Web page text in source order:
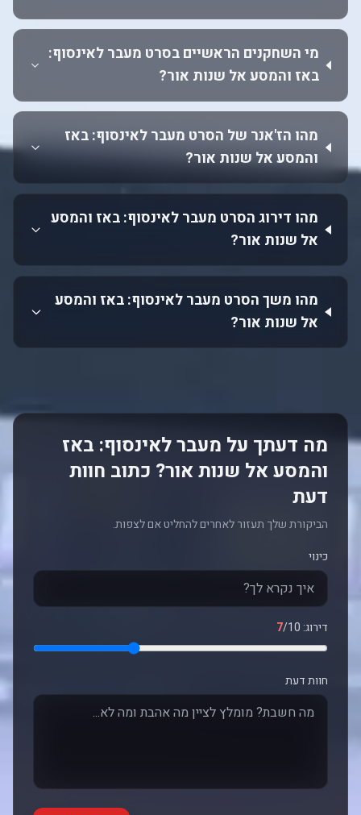
מי השחקנים הראשיים בסרט מעבר לאינסוף:
באז והמסע אל שנות אור?
מהו הז'אנר של הסרט מעבר לאינסוף: באז
והמסע אל שנות אור?
מהו דירוג הסרט מעבר לאינסוף: באז והמסע
אל שנות אור?
מהו משך הסרט מעבר לאינסוף: באז והמסע
אל שנות אור?
מה דעתך על מעבר לאינסוף: באז
והמסע אל שנות אור? כתוב חוות
דעת
הביקורת שלך תעזור לאחרים להחליט אם לצפות.
כינוי
דירוג: 7/10
חוות דעת